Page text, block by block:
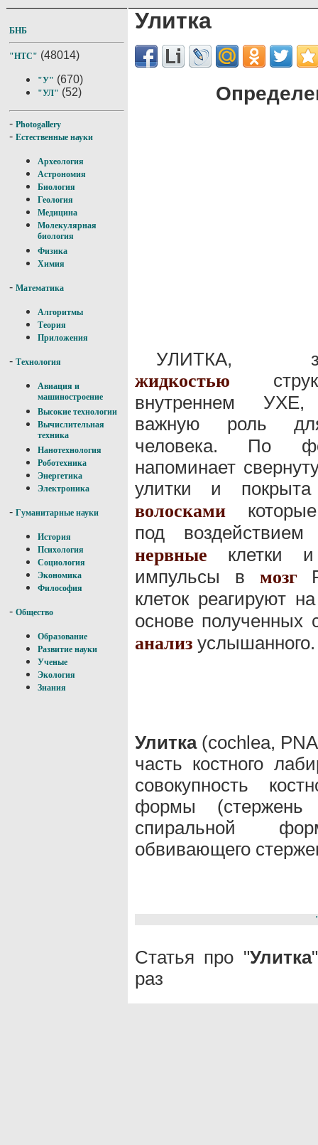
БНБ
"НТС" (48014)
"У" (670)
"УЛ" (52)
- Photogallery
- Естественные науки
Археология
Астрономия
Биология
Геология
Медицина
Молекулярная
биология
Физика
Химия
- Математика
Алгоритмы
Теория
Приложения
- Технология
Авиация и
машиностроение
Высокие технологии
Вычислительная
техника
Нанотехнология
Роботехника
Энергетика
Электроника
- Гуманитарные науки
История
Психология
Социология
Экономика
Философия
- Общество
Образование
Развитие науки
Ученые
Экология
Знания
Улитка
УЛИТКА,
жидкостью
внутреннем
важную роль
человека. По
напоминает
улитки и
волосками
под
нервные клетки и
импульсы в мозг
клеток реагируют
основе полученных
анализ услышанного.
Улитка(cochlea,
часть костного
совокупность
формы (стержень
спиральной
обвивающего
Статья про "Улитка
раз